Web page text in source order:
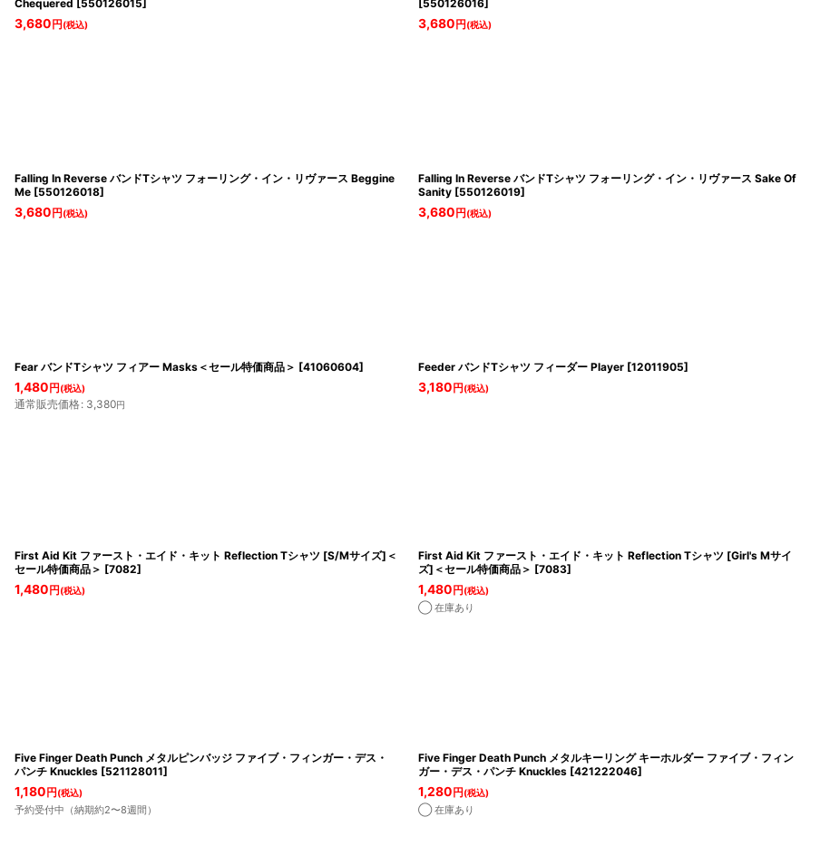
Chequered [550126015]
3,680 円 (税込)
[550126016]
3,680 円 (税込)
Falling In Reverse バンドTシャツ フォーリング・イン・リヴァース Beggine
Me [550126018]
3,680 円 (税込)
Falling In Reverse バンドTシャツ フォーリング・イン・リヴァース Sake Of
Sanity [550126019]
3,680 円 (税込)
Fear バンドTシャツ フィアー Masks＜セール特価商品＞ [41060604]
1,480 円 (税込)
通常販売価格: 3,380円
Feeder バンドTシャツ フィーダー Player [12011905]
3,180 円 (税込)
First Aid Kit ファースト・エイド・キット Reflection Tシャツ [S/Mサイズ]＜
セール特価商品＞ [7082]
1,480 円 (税込)
First Aid Kit ファースト・エイド・キット Reflection Tシャツ [Girl's Mサイ
ズ]＜セール特価商品＞ [7083]
1,480 円 (税込)
◯ 在庫あり
Five Finger Death Punch メタルピンバッジ ファイブ・フィンガー・デス・
パンチ Knuckles [521128011]
1,180 円 (税込)
予約受付中（納期約2〜8週間）
Five Finger Death Punch メタルキーリング キーホルダー ファイブ・フィン
ガー・デス・パンチ Knuckles [421222046]
1,280 円 (税込)
◯ 在庫あり